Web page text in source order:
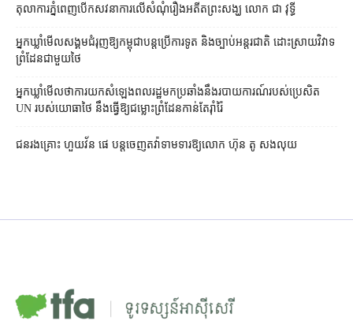
តុលាការ​ភ្នំពេញ​​បើកសវនាការ​លើ​សំណុំរឿង​​អតីត​ព្រះសង្ឃ លោក ជា វុទ្ធី
អ្នកឃ្លាំមើល​សង្គម​ជំរុញ​ឱ្យ​កម្ពុជា​បន្ត​ប្រើ​ការទូត និង​ច្បាប់​អន្តរជាតិ ដោះស្រាយ​វិវាទ​
ព្រំដែន​ជាមួយ​ថៃ
អ្នកឃ្លាំមើល​ថា​ការ​យក​សំឡេង​ពលរដ្ឋ​មក​ប្រឆាំង​នឹង​របាយការណ៍​របស់​ប្រេសិត
UN របស់​យោធា​ថៃ នឹង​ធ្វើ​ឱ្យ​ជម្លោះព្រំដែន​កាន់តែ​រ៉ាំរ៉ៃ
ជនរងគ្រោះ ហួយវ័ន ផេ បន្ត​ចេញ​តវ៉ា​ទាមទារ​ឱ្យ​លោក ហ៊ុន តូ សង​លុយ